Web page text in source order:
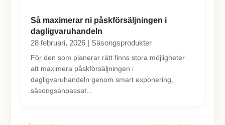
Så maximerar ni påskförsäljningen i
dagligvaruhandeln
28 februari, 2026 | Säsongsprodukter
För den som planerar rätt finns stora möjligheter
att maximera påskförsäljningen i
dagligvaruhandeln genom smart exponering,
säsongsanpassat...